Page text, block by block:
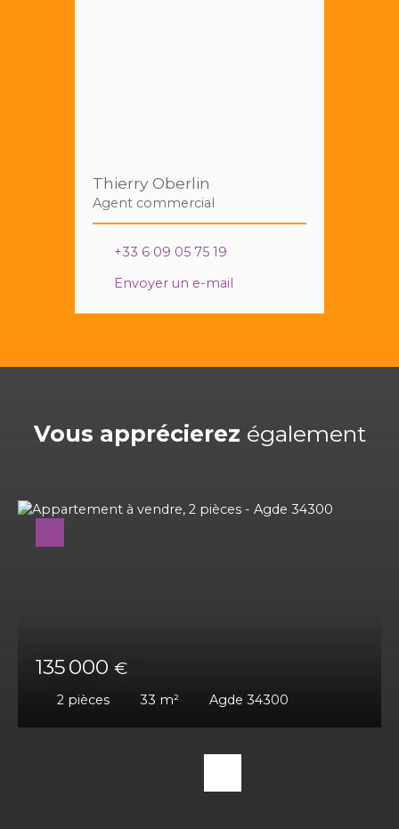
Thierry Oberlin
Agent commercial
+33 6 09 05 75 19
Envoyer un e-mail
Vous apprécierez également
135 000 €
2 pièces 33 m² Agde 34300